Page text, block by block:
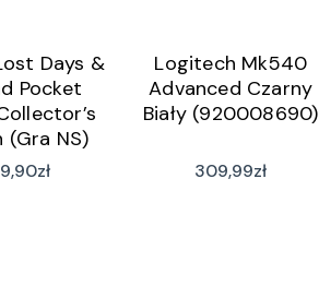
Days &
Pocket
(Gra NS)
zł
Logitech Mk540
Advanced Czarny
Biały (920008690)
309,99zł